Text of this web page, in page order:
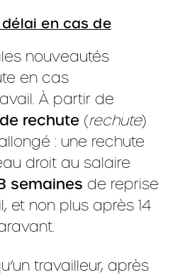
en cas de
nouveautés
en cas
À partir de
rechute (rechute)
: une rechute
droit au salaire
semaines de reprise
et non plus après 14
travailleur, après